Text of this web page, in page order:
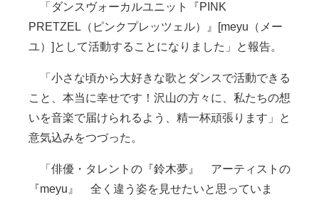
「ダンスヴォーカルユニット『PINK
PRETZEL（ピンクプレッツェル）』[meyu（メー
ユ）]として活動することになりました」と報告。
「小さな頃から大好きな歌とダンスで活動できる
こと、本当に幸せです！沢山の方々に、私たちの想
いを音楽で届けられるよう、精一杯頑張ります」と
意気込みをつづった。
「俳優・タレントの『鈴木夢』 アーティストの
『meyu』 全く違う姿を見せたいと思っていま